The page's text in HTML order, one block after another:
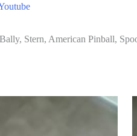
Stern, American Pinball,